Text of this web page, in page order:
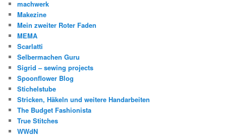
machwerk
Makezine
Mein zweiter Roter Faden
MEMA
Scarlatti
Selbermachen Guru
Sigrid – sewing projects
Spoonflower Blog
Stichelstube
Stricken, Häkeln und weitere Handarbeiten
The Budget Fashionista
True Stitches
WWdN